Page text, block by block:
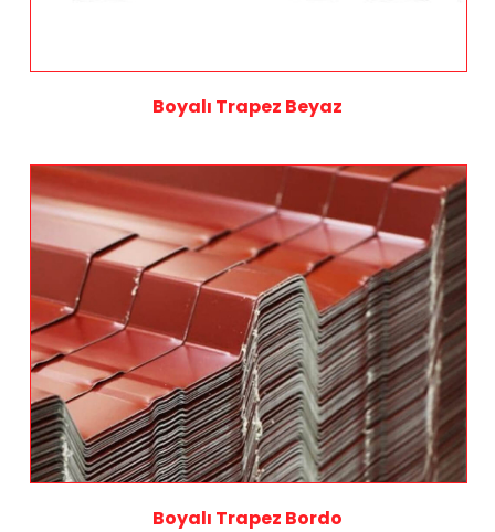
Boyalı Trapez Beyaz
Boyalı Trapez Bordo